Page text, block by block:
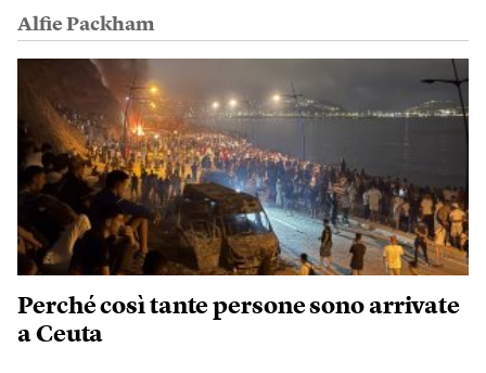
Alfie Packham
Perché così tante persone sono arrivate
a Ceuta